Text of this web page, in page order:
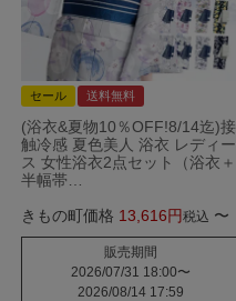
セール 送料無料
(浴衣&夏物10％OFF!8/14迄)接
触冷感 夏色美人 浴衣 レディー
ス 女性浴衣2点セット（浴衣＋
半幅帯…
きもの町価格 13,616 税込 〜
販売期間
2026/07/31 18:00〜
2026/08/14 17:59